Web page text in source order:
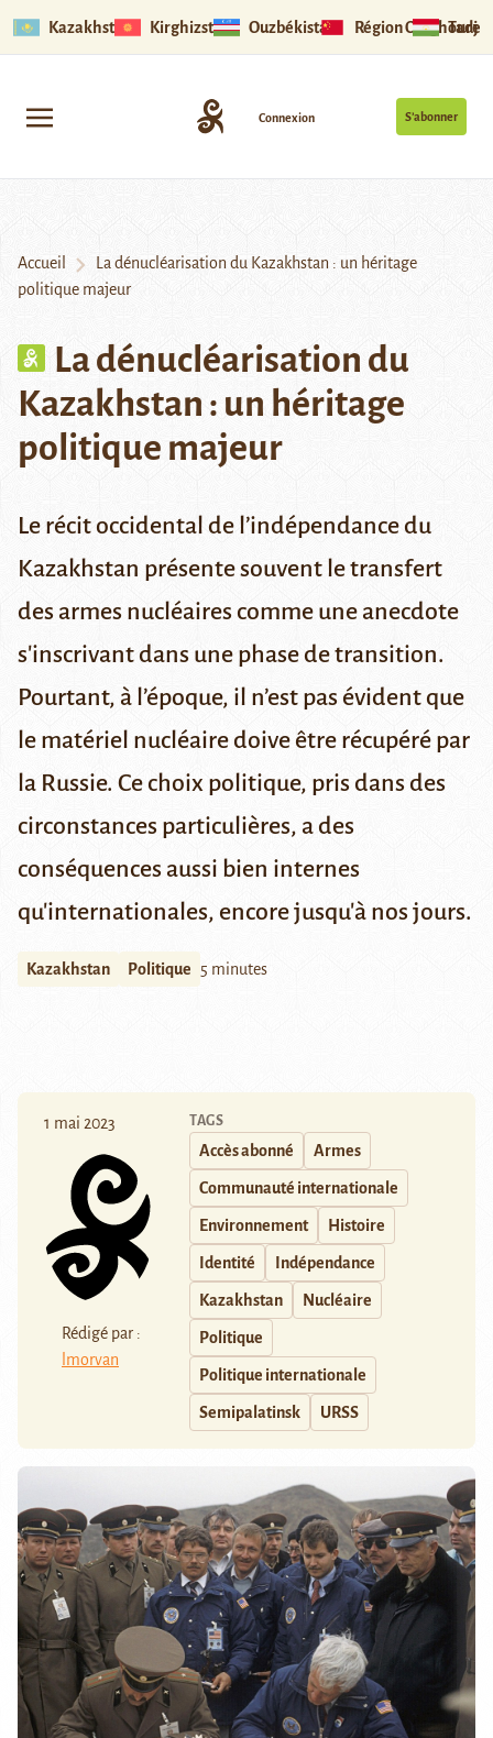
Kazakhstan Kirghizstan Ouzbékistan Région Ouïghoure
S’abonner
Connexion
Accueil
La dénucléarisation du Kazakhstan : un héritage
politique majeur
La dénucléarisation du
Kazakhstan : un héritage
politique majeur
Le récit occidental de l’indépendance du
Kazakhstan présente souvent le transfert
des armes nucléairescomme une anecdote
s'inscrivant dans une phase de transition.
Pourtant, à l’époque, il n’est pas évident que
le matériel nucléaire doive être récupéré par
la Russie. Ce choix politique, pris dans des
circonstances particulières, a des
conséquences aussi bien internes
qu'internationales, encore jusqu'à nos jours.
Kazakhstan Politique 5 minutes
1 mai 2023
Rédigé par :
lmorvan
TAGS
Accès abonné Armes
Communauté internationale
Environnement Histoire
Identité Indépendance
Kazakhstan Nucléaire
Politique
Politique internationale
Semipalatinsk URSS